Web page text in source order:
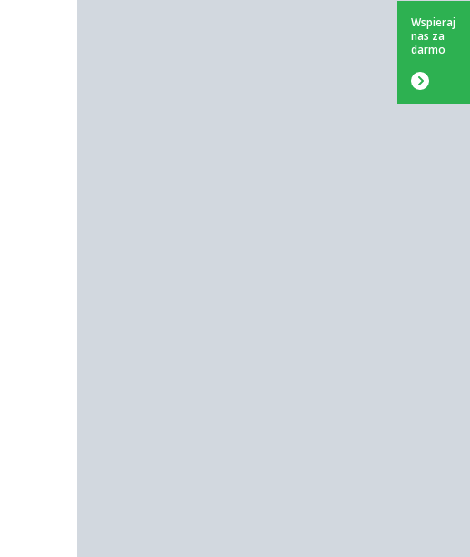
Wspieraj
nas za
darmo